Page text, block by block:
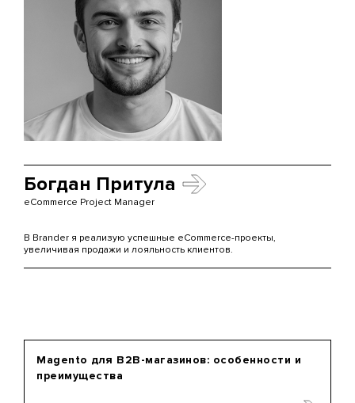
Богдан Притула
eCommerce Project Manager
В Brander я реализую успешные eCommerce-проекты,
увеличивая продажи и лояльность клиентов.
Magento для B2B-магазинов: особенности и
преимущества